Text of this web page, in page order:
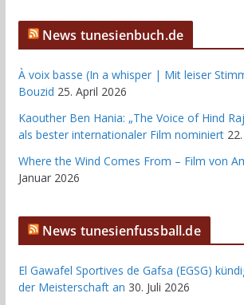
News tunesienbuch.de
À voix basse (In a whisper | Mit leiser
Bouzid 25. April 2026
Kaouther Ben Hania: „The Voice of Hind
als bester internationaler Film nominiert
Where the Wind Comes From – Film von
Januar 2026
News tunesienfussball.de
El Gawafel Sportives de Gafsa (EGSG)
der Meisterschaft an 30. Juli 2026